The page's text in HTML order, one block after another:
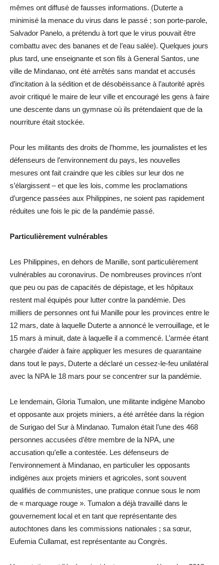
mêmes ont diffusé de fausses informations. (Duterte a
minimisé la menace du virus dans le passé ; son porte-parole,
Salvador Panelo, a prétendu à tort que le virus pouvait être
combattu avec des bananes et de l’eau salée). Quelques jours
plus tard, une enseignante et son fils à General Santos, une
ville de Mindanao, ont été arrêtés sans mandat et accusés
d’incitation à la sédition et de désobéissance à l’autorité après
avoir critiqué le maire de leur ville et encouragé les gens à faire
une descente dans un gymnase où ils prétendaient que de la
nourriture était stockée.
Pour les militants des droits de l’homme, les journalistes et les
défenseurs de l’environnement du pays, les nouvelles
mesures ont fait craindre que les cibles sur leur dos ne
s’élargissent – et que les lois, comme les proclamations
d’urgence passées aux Philippines, ne soient pas rapidement
réduites une fois le pic de la pandémie passé.
Particulièrement vulnérables
Les Philippines, en dehors de Manille, sont particulièrement
vulnérables au coronavirus. De nombreuses provinces n’ont
que peu ou pas de capacités de dépistage, et les hôpitaux
restent mal équipés pour lutter contre la pandémie. Des
milliers de personnes ont fui Manille pour les provinces entre le
12 mars, date à laquelle Duterte a annoncé le verrouillage, et le
15 mars à minuit, date à laquelle il a commencé. L’armée étant
chargée d’aider à faire appliquer les mesures de quarantaine
dans tout le pays, Duterte a déclaré un cessez-le-feu unilatéral
avec la NPA le 18 mars pour se concentrer sur la pandémie.
Le lendemain, Gloria Tumalon, une militante indigène Manobo
et opposante aux projets miniers, a été arrêtée dans la région
de Surigao del Sur à Mindanao. Tumalon était l’une des 468
personnes accusées d’être membre de la NPA, une
accusation qu’elle a contestée. Les défenseurs de
l’environnement à Mindanao, en particulier les opposants
indigènes aux projets miniers et agricoles, sont souvent
qualifiés de communistes, une pratique connue sous le nom
de « marquage rouge ». Tumalon a déjà travaillé dans le
gouvernement local et en tant que représentante des
autochtones dans les commissions nationales ; sa sœur,
Eufemia Cullamat, est représentante au Congrès.